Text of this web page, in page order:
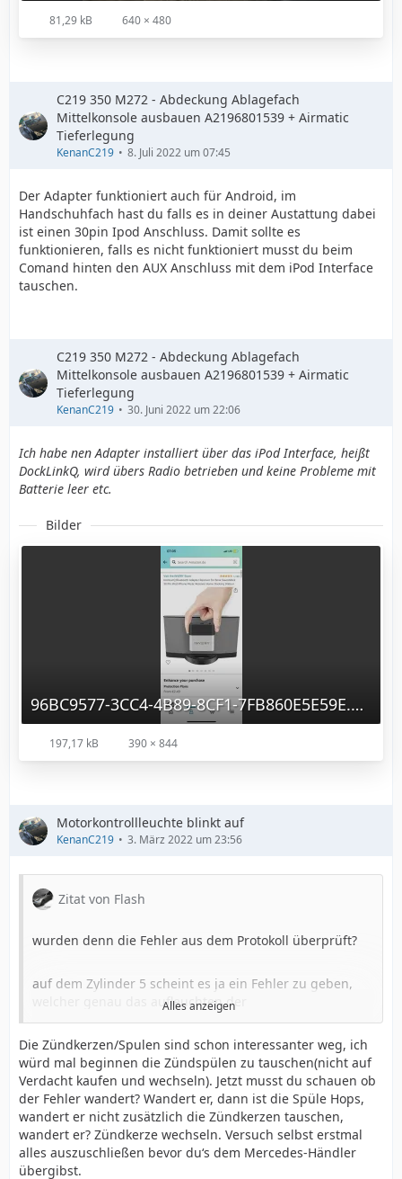
81,29 kB 640 × 480
C219 350 M272 - Abdeckung Ablagefach
Mittelkonsole ausbauen A2196801539 + Airmatic
Tieferlegung
KenanC219 8. Juli 2022 um 07:45
Der Adapter funktioniert auch für Android, im
Handschuhfach hast du falls es in deiner Austattung dabei
ist einen 30pin Ipod Anschluss. Damit sollte es
funktionieren, falls es nicht funktioniert musst du beim
Comand hinten den AUX Anschluss mit dem iPod Interface
tauschen.
C219 350 M272 - Abdeckung Ablagefach
Mittelkonsole ausbauen A2196801539 + Airmatic
Tieferlegung
KenanC219 30. Juni 2022 um 22:06
Ich habe nen Adapter installiert über das iPod Interface, heißt
DockLinkQ, wird übers Radio betrieben und keine Probleme mit
Batterie leer etc.
Bilder
96BC9577-3CC4-4B89-8CF1-7FB860E5E59E.png
197,17 kB 390 × 844
Motorkontrollleuchte blinkt auf
KenanC219 3. März 2022 um 23:56
Zitat von Flash
wurden denn die Fehler aus dem Protokoll überprüft?
auf dem Zylinder 5 scheint es ja ein Fehler zu geben,
welcher genau das aufleuchten der
Motorkontrollleuchte verursacht.
Falls die Fehler immer nur gelöscht werden wirst du nie
ans Ziel kommen.
Kann man sicher alles mit nein beantworten. Mercedes
sagt dir, es könnten auch die Zündkerzen sein. Im
Alles anzeigen
Die Zündkerzen/Spulen sind schon interessanter weg, ich
würd mal beginnen die Zündspülen zu tauschen(nicht auf
Verdacht kaufen und wechseln). Jetzt musst du schauen ob
der Fehler wandert? Wandert er, dann ist die Spüle Hops,
wandert er nicht zusätzlich die Zündkerzen tauschen,
wandert er? Zündkerze wechseln. Versuch selbst erstmal
alles auszuschließen bevor du‘s dem Mercedes-Händler
übergibst.